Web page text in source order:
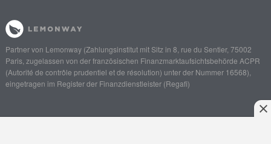
Partner von Lemonway(Zahlungsinstitut mit Sitz in 8, rue du Sentier, 75002
Paris, zugelassen von der französischen Finanzmarktaufsichtsbehörde ACPR
(Autorité de contrôle prudentiel et de résolution) unter der Nummer 16568),
eingetragen im Register der Finanzdienstleister (Regafi)